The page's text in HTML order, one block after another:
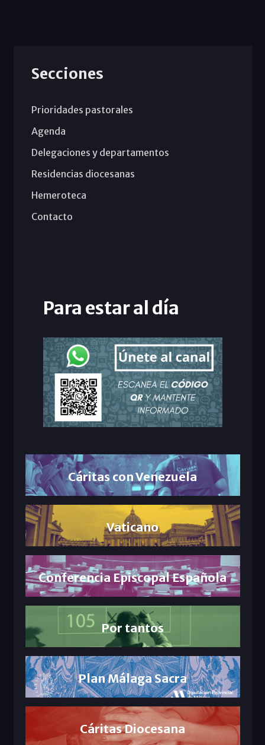
Secciones
Prioridades pastorales
Agenda
Delegaciones y departamentos
Residencias diocesanas
Hemeroteca
Contacto
Para estar al día
Cáritas con Venezuela
Vaticano
Conferencia Episcopal Española
Por tantos
Plan Málaga Sacra
Cáritas Diocesana